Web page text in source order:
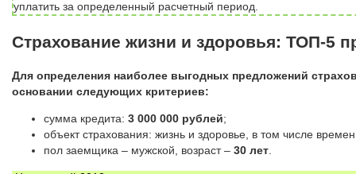
уплатить за определенный расчетный период.
Страхование жизни и здоровья: ТОП-5
Для определения наиболее выгодных предложений
основании следующих критериев:
сумма кредита: 3 000 000 рублей;
объект страхования: жизнь и здоровье, в том числе
пол заемщика – мужской, возраст – 30 лет